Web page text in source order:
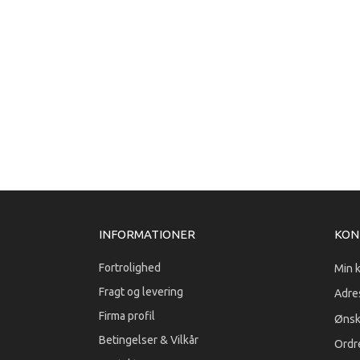
INFORMATIONER
Fortrolighed
Fragt og levering
Firma profil
Betingelser & Vilkår
Min